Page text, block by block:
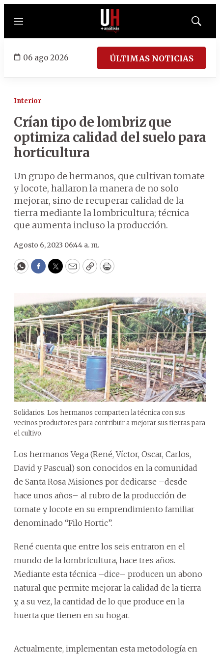
Menú
Mostrar
06 ago 2026 ÚLTIMAS NOTICIAS
Interior
Crían tipo de lombriz que
optimiza calidad del suelo para
horticultura
Un grupo de hermanos, que cultivan tomate
y locote, hallaron la manera de no solo
mejorar, sino de recuperar calidad de la
tierra mediante la lombricultura; técnica
que aumenta incluso la producción.
Agosto 6, 2023 06:44 a. m.
WhatsApp
Facebook
Twitter
EmailCopyPrint
Solidarios. Los hermanos comparten la técnica con sus
vecinos productores para contribuir a mejorar sus tierras para
el cultivo.
Los hermanos Vega (René, Víctor, Oscar, Carlos,
David y Pascual) son conocidos en la comunidad
de Santa Rosa Misiones por dedicarse –desde
hace unos años– al rubro de la producción de
tomate y locote en su emprendimiento familiar
denominado “Filo Hortic”.
René cuenta que entre los seis entraron en el
mundo de la lombricultura, hace tres años.
Mediante esta técnica –dice– producen un abono
natural que permite mejorar la calidad de la tierra
y, a su vez, la cantidad de lo que produce en la
huerta que tienen en su hogar.
Actualmente, implementan esta metodología en